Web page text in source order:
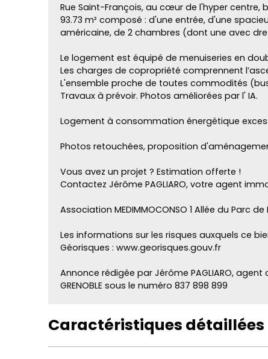
Rue Saint-François, au cœur de l'hyper
93.73 m² composé : d'une entrée, d'une
américaine, de 2 chambres (dont une avec
Le logement est équipé de menuiseries en
Les charges de copropriété comprennent
L'ensemble proche de toutes commodités
Travaux à prévoir. Photos améliorées par l' IA.
Logement à consommation énergétique
Photos retouchées, proposition
Vous avez un projet ? Estimation offerte !
Contactez Jérôme PAGLIARO, votre agent
Association MEDIMMOCONSO 1 Allée du Parc
Les informations sur les risques auxquels ce
Géorisques : www.georisques.gouv.fr
Annonce rédigée par Jérôme PAGLIARO,
GRENOBLE sous le numéro 837 898 899
Caractéristiques détaillées